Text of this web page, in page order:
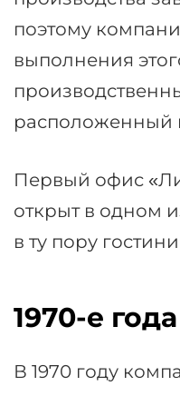
поэтому
выполнения
расположенный
Первый офис
открыт в одном
в ту пору
1970-е года
В 1970 году